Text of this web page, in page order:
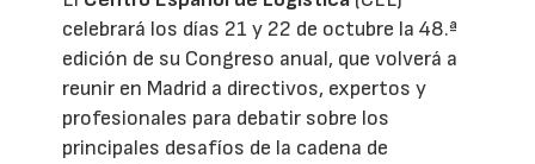
celebrará los días 21 y 22 de octubre la 48.ª
edición de su Congreso anual, que volverá a
reunir en Madrid a directivos, expertos y
profesionales para debatir sobre los
principales desafíos de la cadena de